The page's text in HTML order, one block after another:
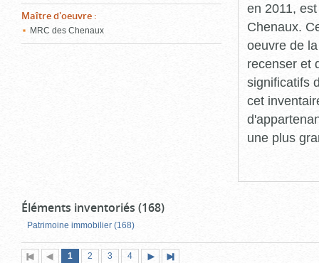
Maître d'oeuvre :
MRC des Chenaux
en 2011,
Chenaux.
oeuvre de
recenser et
significatifs
cet
une plus
Éléments inventoriés (168)
Patrimoine immobilier (168)
PremièrePage
Page
1 (pagePage
2 Page
3 Page
4